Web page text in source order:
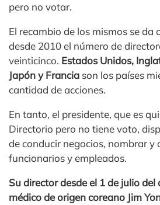
pero no votar.
El recambio de los mismos se da
desde 2010 el número de
veinticinco. Estados Unidos,
Japón y Francia son los países
cantidad de acciones.
En tanto, el presidente, que es
Directorio pero no tiene voto,
de conducir negocios, nombrar y
funcionarios y empleados.
Su director desde el 1 de julio del
médico de origen coreano Jim